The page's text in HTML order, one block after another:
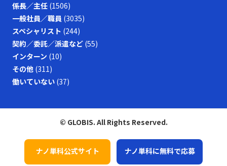
ナノ単科公式サイト ナノ単科に無料で応募
係長／主任 (1506)
一般社員／職員 (3035)
スペシャリスト (244)
契約／委託／派遣など (55)
インターン (10)
その他 (311)
働いていない (37)
© GLOBIS. All Rights Reserved.